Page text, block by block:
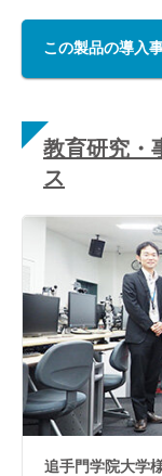
この製品の導入
教育研究・
ス
追手門学院大学